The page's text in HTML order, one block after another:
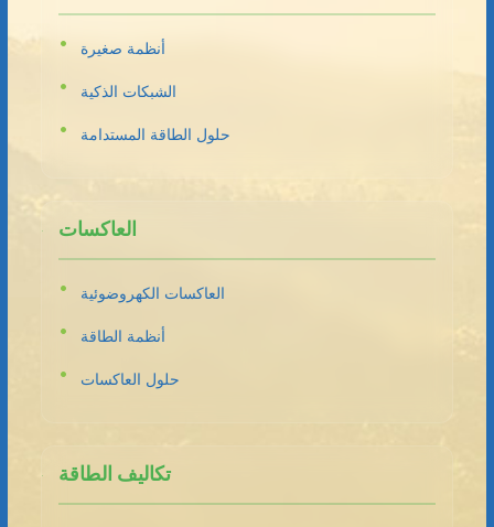
أنظمة صغيرة
الشبكات الذكية
حلول الطاقة المستدامة
العاكسات
العاكسات الكهروضوئية
أنظمة الطاقة
حلول العاكسات
تكاليف الطاقة